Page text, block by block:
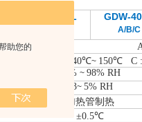
助您的
GDW-225L GDW-
A/B/C
150℃ B : -40℃~ 150℃ C
20% ~ 98% RH
±3~ 5% RH
加热管制热
±0.5℃